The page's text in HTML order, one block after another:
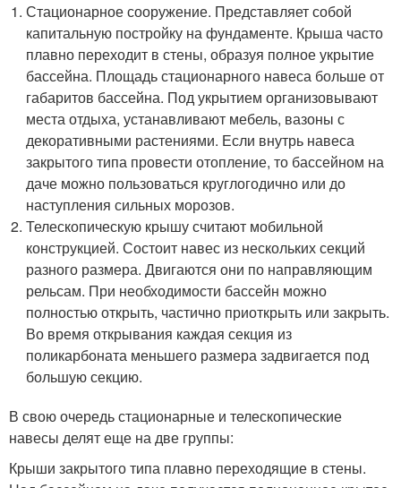
Стационарное сооружение. Представляет собой
капитальную постройку на фундаменте. Крыша часто
плавно переходит в стены, образуя полное укрытие
бассейна. Площадь стационарного навеса больше от
габаритов бассейна. Под укрытием организовывают
места отдыха, устанавливают мебель, вазоны с
декоративными растениями. Если внутрь навеса
закрытого типа провести отопление, то бассейном на
даче можно пользоваться круглогодично или до
наступления сильных морозов.
Телескопическую крышу считают мобильной
конструкцией. Состоит навес из нескольких секций
разного размера. Двигаются они по направляющим
рельсам. При необходимости бассейн можно
полностью открыть, частично приоткрыть или закрыть.
Во время открывания каждая секция из
поликарбоната меньшего размера задвигается под
большую секцию.
В свою очередь стационарные и телескопические
навесы делят еще на две группы:
Крыши закрытого типа плавно переходящие в стены.